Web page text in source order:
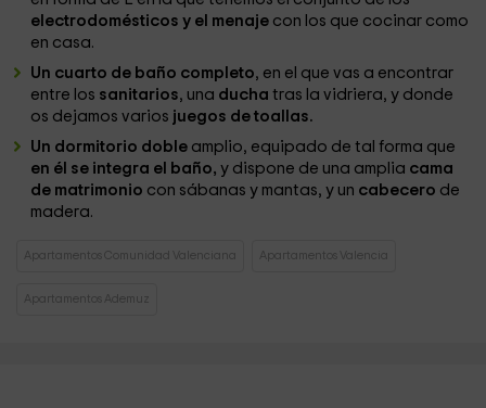
electrodomésticos y el menaje con los que cocinar como
en casa.
Un cuarto de baño completo, en el que vas a encontrar
entre los sanitarios, una duchatras la vidriera, y donde
os dejamos varios juegos de toallas.
Un dormitorio doble amplio, equipado de tal forma que
en él se integra el baño, y dispone de una amplia cama
de matrimonio con sábanas y mantas, y un cabecero de
madera.
Apartamentos Comunidad Valenciana Apartamentos Valencia
Apartamentos Ademuz